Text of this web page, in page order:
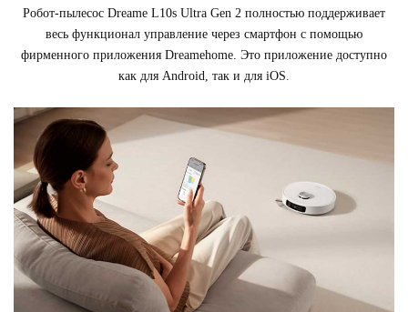
Робот-пылесос Dreame L10s Ultra Gen 2 полностью поддерживает
весь функционал управление через смартфон с помощью
фирменного приложения Dreamehome. Это приложение доступно
как для Android, так и для iOS.